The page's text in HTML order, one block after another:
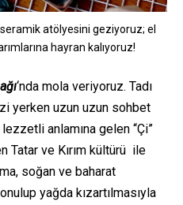
atölyesini geziyoruz; el
hayran kalıyoruz!
‘nda mola veriyoruz. Tadı
yerken uzun uzun sohbet
anlamına gelen “Çi”
Tatar ve Kırım kültürü ile
soğan ve baharat
yağda kızartılmasıyla